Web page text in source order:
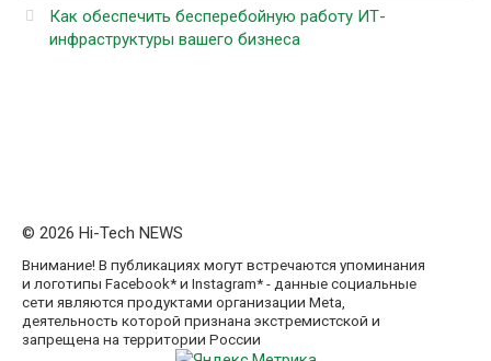
Как обеспечить бесперебойную работу ИТ-
инфраструктуры вашего бизнеса
© 2026 Hi-Tech NEWS
Внимание! В публикациях могут встречаются упоминания
и логотипы Facebook* и Instagram* - данные социальные
сети являются продуктами организации Meta,
деятельность которой признана экстремистской и
запрещена на территории России